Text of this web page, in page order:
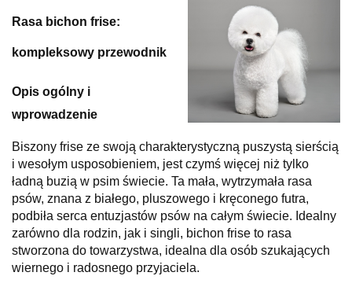
Rasa bichon frise:
kompleksowy przewodnik
Opis ogólny i
wprowadzenie
Biszony frise ze swoją charakterystyczną puszystą sierścią
i wesołym usposobieniem, jest czymś więcej niż tylko
ładną buzią w psim świecie. Ta mała, wytrzymała rasa
psów, znana z białego, pluszowego i kręconego futra,
podbiła serca entuzjastów psów na całym świecie. Idealny
zarówno dla rodzin, jak i singli, bichon frise to rasa
stworzona do towarzystwa, idealna dla osób szukających
wiernego i radosnego przyjaciela.